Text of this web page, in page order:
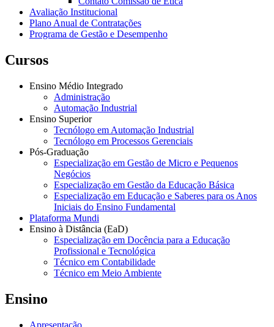
Avaliação Institucional
Plano Anual de Contratações
Programa de Gestão e Desempenho
Cursos
Ensino Médio Integrado
Administração
Automação Industrial
Ensino Superior
Tecnólogo em Automação Industrial
Tecnólogo em Processos Gerenciais
Pós-Graduação
Especialização em Gestão de Micro e Pequenos
Negócios
Especialização em Gestão da Educação Básica
Especialização em Educação e Saberes para os Anos
Iniciais do Ensino Fundamental
Plataforma Mundi
Ensino à Distância (EaD)
Especialização em Docência para a Educação
Profissional e Tecnológica
Técnico em Contabilidade
Técnico em Meio Ambiente
Ensino
Apresentação